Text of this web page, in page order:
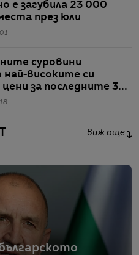
е загубила 23 000
през юли
суровини
високите си
за последните 3
виж още